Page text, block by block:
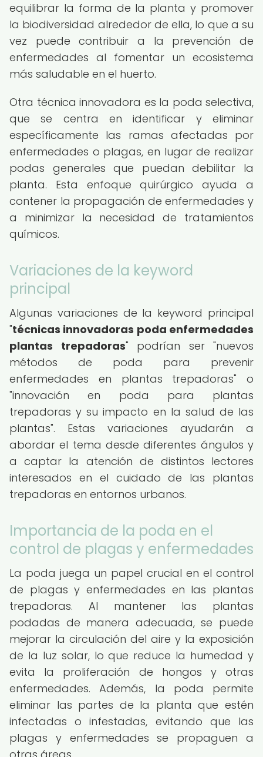
equilibrar la forma de la planta y promover
la biodiversidad alrededor de ella, lo que a su
vez puede contribuir a la prevención de
enfermedades al fomentar un ecosistema
más saludable en el huerto.
Otra técnica innovadora es la poda selectiva,
que se centra en identificar y eliminar
específicamente las ramas afectadas por
enfermedades o plagas, en lugar de realizar
podas generales que puedan debilitar la
planta. Esta enfoque quirúrgico ayuda a
contener la propagación de enfermedades y
a minimizar la necesidad de tratamientos
químicos.
Variaciones de la keyword
principal
Algunas variaciones de la keyword principal
"técnicas innovadoras poda enfermedades
plantas trepadoras" podrían ser "nuevos
métodos de poda para prevenir
enfermedades en plantas trepadoras" o
"innovación en poda para plantas
trepadoras y su impacto en la salud de las
plantas". Estas variaciones ayudarán a
abordar el tema desde diferentes ángulos y
a captar la atención de distintos lectores
interesados en el cuidado de las plantas
trepadoras en entornos urbanos.
Importancia de la poda en el
control de plagas y enfermedades
La poda juega un papel crucial en el control
de plagas y enfermedades en las plantas
trepadoras. Al mantener las plantas
podadas de manera adecuada, se puede
mejorar la circulación del aire y la exposición
de la luz solar, lo que reduce la humedad y
evita la proliferación de hongos y otras
enfermedades. Además, la poda permite
eliminar las partes de la planta que estén
infectadas o infestadas, evitando que las
plagas y enfermedades se propaguen a